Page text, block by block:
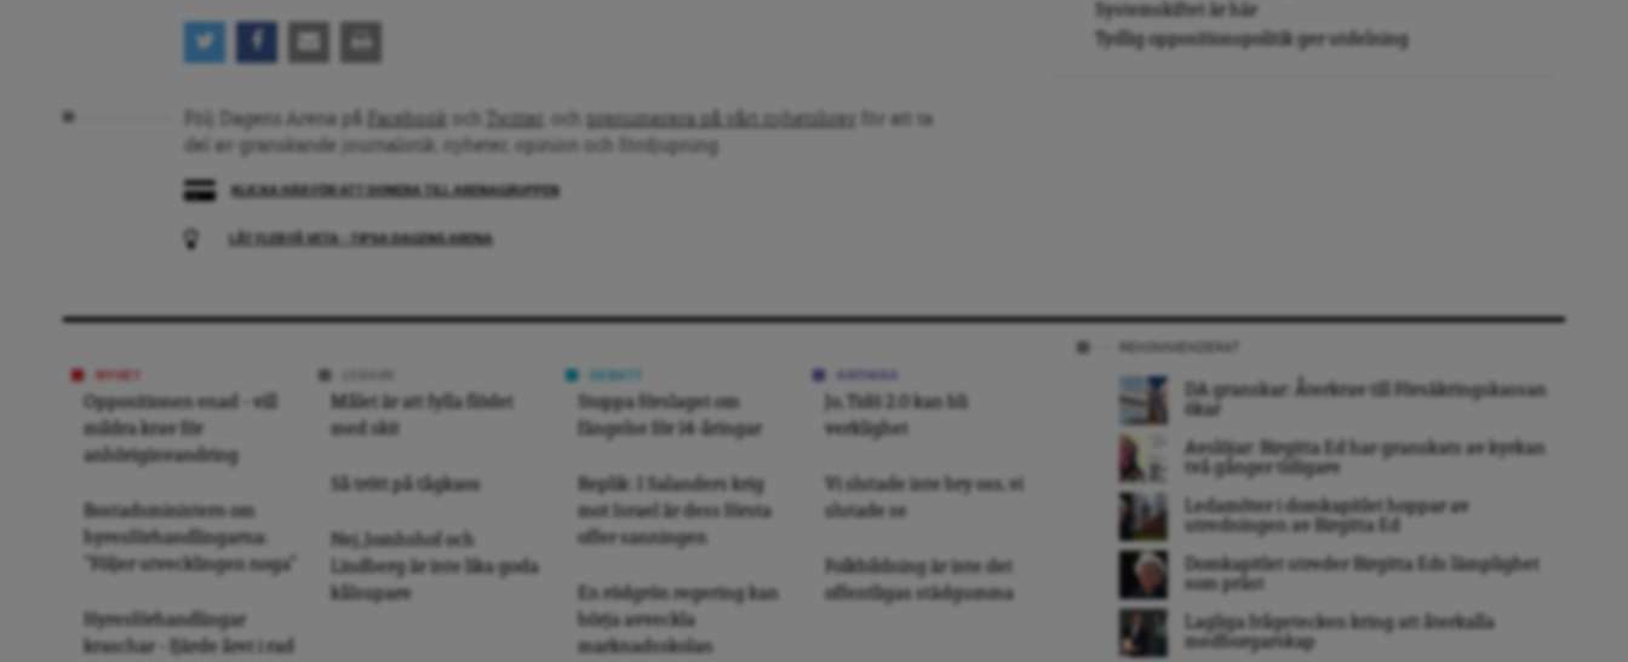
Följ Dagens Arena på Facebook Twitter prenumerera på vårt nyhetsbrev
för att ta
del av granskande journalistik, nyheter, opinion och fördjupning.
LÅT FLER FÅ VETA – TIPSA DAGENS ARENA
Systemskiftet är här
Tydlig oppositionspolitik ger utdelning
NYHET
Oppositionen enad – vill
mildra krav för
anhöriginvandring
Bostadsministern om
hyresförhandlingarna:
”Följer utvecklingen noga”
Hyresförhandlingar
kraschar – fjärde året i rad
Målet är att fylla flödet
med skit
Så trött på tågkaos
Nej, Jomhshof och
Lindberg är inte lika goda
kålsupare
Stoppa förslaget om
fängelse för 14-åringar
Replik: I Salanders krig
mot Israel är dess första
offer sanningen
En rödgrön regering kan
börja avveckla
marknadsskolan
Jo, Tidö 2.0 kan bli
verklighet
Vi slutade inte bry oss, vi
slutade se
Folkbildning är inte det
offentligas städgumma
DA granskar: Återkrav till Försäkringskassan
ökar
Avslöjar: Birgitta Ed har granskats av kyrkan
två gånger tidigare
Ledamöter i domkapitlet hoppar av
utredningen av Birgitta Ed
Domkapitlet utreder Birgitta Eds lämplighet
som präst
Lagliga frågetecken kring att återkalla
medborgarskap